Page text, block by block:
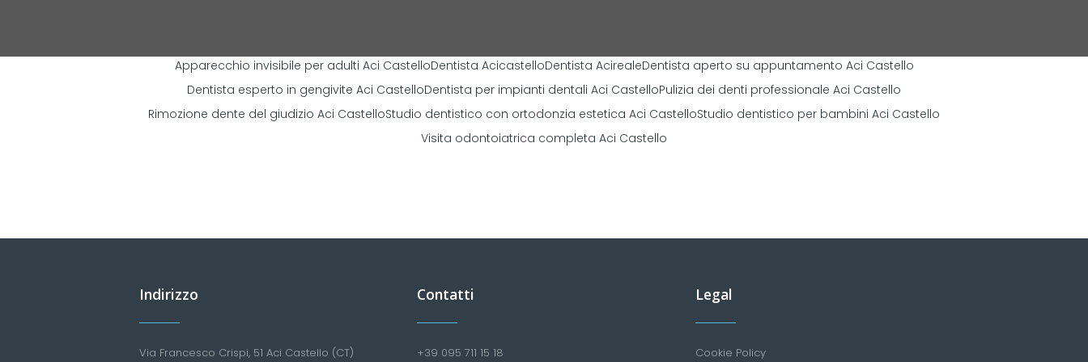
Apparecchio invisibile per adulti Aci CastelloDentista AcicastelloDentista AcirealeDentista aperto su appuntamento Aci Castello
Dentista esperto in gengivite Aci CastelloDentista per impianti dentali Aci CastelloPulizia dei denti professionale Aci Castello
Rimozione dente del giudizio Aci CastelloStudio dentistico con ortodonzia estetica Aci CastelloStudio dentistico per bambini Aci Castello
Visita odontoiatrica completa Aci Castello
Indirizzo
Via Francesco Crispi, 51 Aci Castello (CT)
Contatti
+39 095 711 15 18
Legal
Cookie Policy